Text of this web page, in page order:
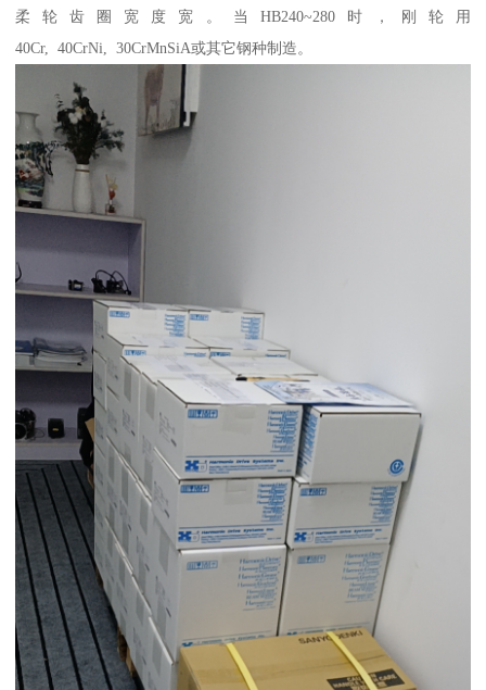
柔轮齿圈宽度宽。当HB240~280时，刚轮用
40Cr, 40CrNi, 30CrMnSiA或其它钢种制造。